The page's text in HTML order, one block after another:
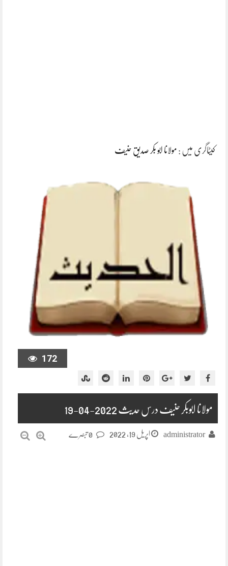
کیٹاگری میں : مولانا ابو بکر صدیق حنیف
172
مولانا ابوبکر حنیف درس حدیث 2022-04-19
administrator اپریل 19, 2022